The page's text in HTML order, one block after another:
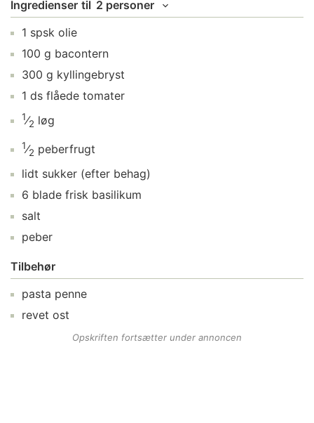
Ingredienser til 2 personer
1 spsk olie
100 g bacontern
300 g kyllingebryst
1 ds flåede tomater
1⁄2 løg
1⁄2 peberfrugt
lidt sukker (efter behag)
6 blade frisk basilikum
salt
peber
Tilbehør
pasta penne
revet ost
Opskriften fortsætter under annoncen